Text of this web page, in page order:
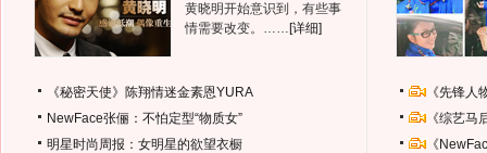
黄晓明开始意识到，有些事
情需要改变。…… [详细]
《秘密天使》陈翔情迷金素恩YURA
NewFace张俪：不怕定型“物质女”
明星时尚周报：女明星的欲望衣橱
《先锋
《综艺
《